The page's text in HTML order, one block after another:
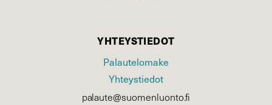
YHTEYSTIEDOT
Palautelomake
Yhteystiedot
palaute@suomenluonto.fi